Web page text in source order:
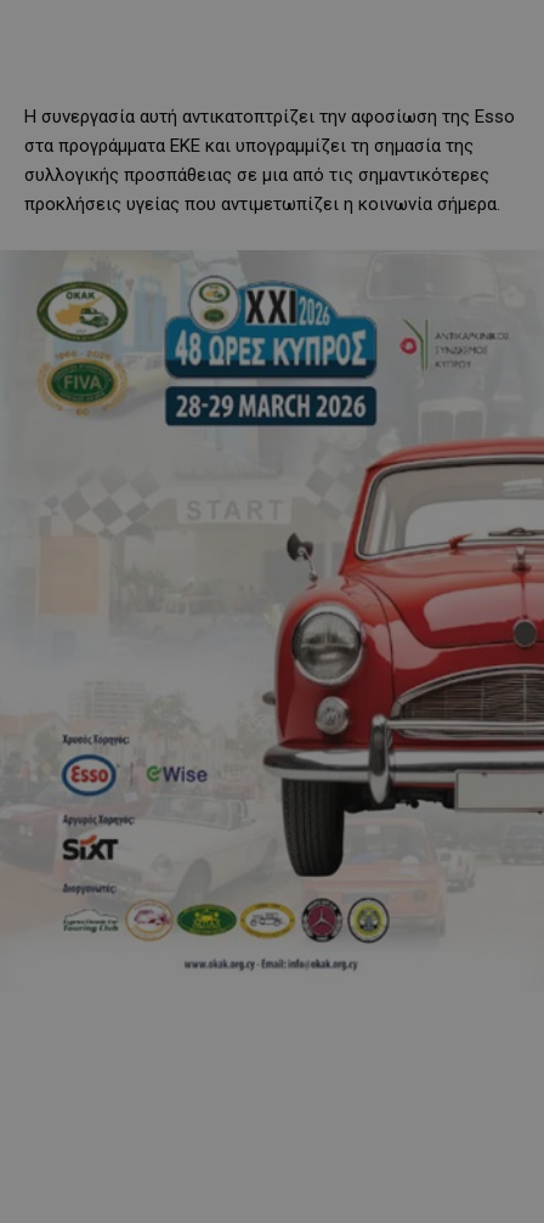
Η συνεργασία αυτή αντικατοπτρίζει την αφοσίωση της Esso
στα προγράμματα ΕΚΕ και υπογραμμίζει τη σημασία της
συλλογικής προσπάθειας σε μια από τις σημαντικότερες
προκλήσεις υγείας που αντιμετωπίζει η κοινωνία σήμερα.